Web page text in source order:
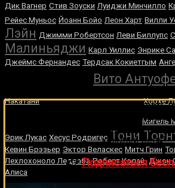
Дик Вагнер Стив Зоуски Луиджи Минчилло
Рейес Муньос Йоанн Бойо Леон Харт Вилли
Лэйн Джимми Робертсон Леви Биллупс
Малиньяджи Карл Уиллис Энрике
Джеймс Фернандес Тердсак Кокиетгым
Вито
Накатани Генри Купер Хорхе
Мигель
Эрик Лукас Хесус Родригес Тони
Кевин Брэзьер Эктор Веласкес Митч Грин
Лехлохоноло Ледваба Роберт Колай Джон
Алиса
🔥 Хочешь зарабатывать
Подписывайся на наш Telegram-
прогнозы на единоборства и
каждый день!
👉Подписаться